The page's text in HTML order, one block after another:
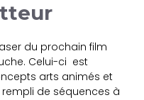
du prochain film
Celui-ci est
arts animés et
de séquences à